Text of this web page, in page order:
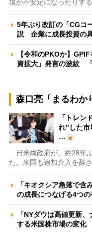
境が不安定になったりす
5年ぶり改訂の「CGコ
説 企業に成長投資の
【令和のPKOか】
資拡大」発言の波紋
森口亮「まるわか
「トレン
れ”した市
…
日米両政府が、約28年
た。米国も追加介入を辞
「キオクシア急落で
の成長につなげる4つ
「NYダウは高値更新
する米国株市場の変